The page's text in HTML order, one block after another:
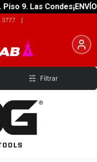
9. Las Condes
3777 |
Filtrar